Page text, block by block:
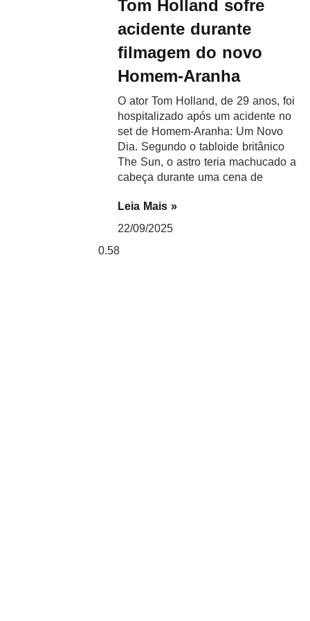
Tom Holland sofre
acidente durante
filmagem do novo
Homem-Aranha
O ator Tom Holland, de 29 anos, foi
hospitalizado após um acidente no
set de Homem-Aranha: Um Novo
Dia. Segundo o tabloide britânico
The Sun, o astro teria machucado a
cabeça durante uma cena de
Leia Mais »
22/09/2025